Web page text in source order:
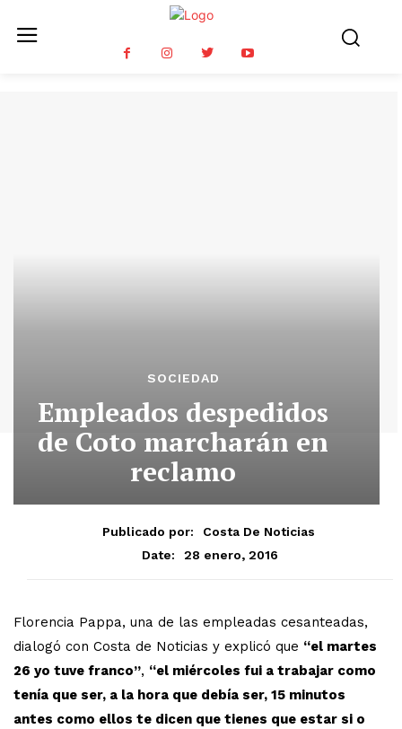
SOCIEDAD
Empleados despedidos
de Coto marcharán en
reclamo
Publicado por:
Costa De Noticias
Date:
28 enero, 2016
Florencia Pappa, una de las empleadas cesanteadas,
dialogó con Costa de Noticias y explicó que “el martes
26 yo tuve franco”, “el miércoles fui a trabajar como
tenía que ser, a la hora que debía ser, 15 minutos
antes como ellos te dicen que tienes que estar si o